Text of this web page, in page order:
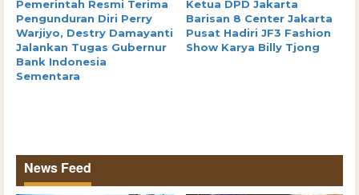
Pemerintah Resmi Terima
Pengunduran Diri Perry
Warjiyo, Destry Damayanti
Jalankan Tugas Gubernur
Bank Indonesia
Sementara
Ketua DPD Jakarta
Barisan 8 Center Jakarta
Pusat Hadiri JF3 Fashion
Show Karya Billy Tjong
News Feed